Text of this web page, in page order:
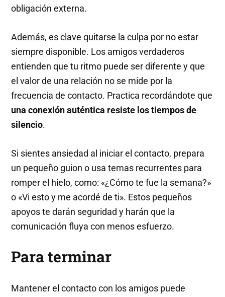
obligación externa.
Además, es clave quitarse la culpa por no estar
siempre disponible. Los amigos verdaderos
entienden que tu ritmo puede ser diferente y que
el valor de una relación no se mide por la
frecuencia de contacto. Practica recordándote que
una conexión auténtica resiste los tiempos de
silencio.
Si sientes ansiedad al iniciar el contacto, prepara
un pequeño guion o usa temas recurrentes para
romper el hielo, como: «¿Cómo te fue la semana?»
o «Vi esto y me acordé de ti». Estos pequeños
apoyos te darán seguridad y harán que la
comunicación fluya con menos esfuerzo.
Para terminar
Mantener el contacto con los amigos puede